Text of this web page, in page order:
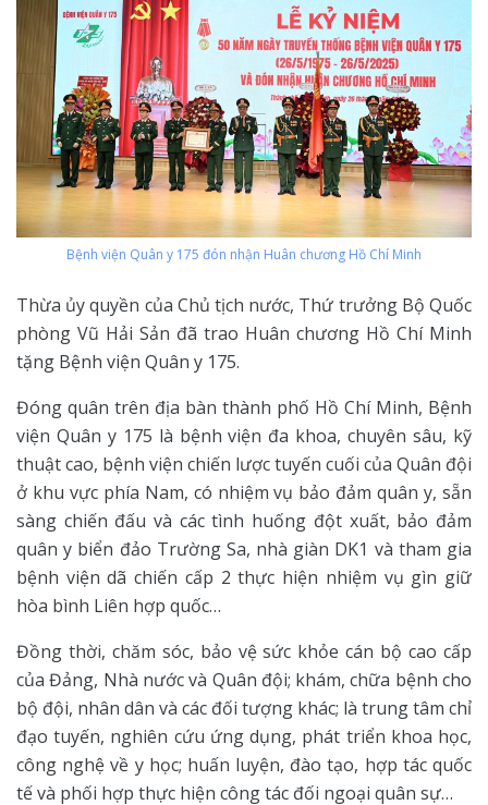
Bệnh viện Quân y 175 đón nhận Huân chương Hồ Chí Minh
Thừa ủy quyền của Chủ tịch nước, Thứ trưởng Bộ Quốc
phòng Vũ Hải Sản đã trao Huân chương Hồ Chí Minh
tặng Bệnh viện Quân y 175.
Đóng quân trên địa bàn thành phố Hồ Chí Minh, Bệnh
viện Quân y 175 là bệnh viện đa khoa, chuyên sâu, kỹ
thuật cao, bệnh viện chiến lược tuyến cuối của Quân đội
ở khu vực phía Nam, có nhiệm vụ bảo đảm quân y, sẵn
sàng chiến đấu và các tình huống đột xuất, bảo đảm
quân y biển đảo Trường Sa, nhà giàn DK1 và tham gia
bệnh viện dã chiến cấp 2 thực hiện nhiệm vụ gìn giữ
hòa bình Liên hợp quốc…
Đồng thời, chăm sóc, bảo vệ sức khỏe cán bộ cao cấp
của Đảng, Nhà nước và Quân đội; khám, chữa bệnh cho
bộ đội, nhân dân và các đối tượng khác; là trung tâm chỉ
đạo tuyến, nghiên cứu ứng dụng, phát triển khoa học,
công nghệ về y học; huấn luyện, đào tạo, hợp tác quốc
tế và phối hợp thực hiện công tác đối ngoại quân sự…